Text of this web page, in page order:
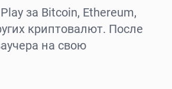
за Bitcoin, Ethereum,
криптовалют. После
на свою